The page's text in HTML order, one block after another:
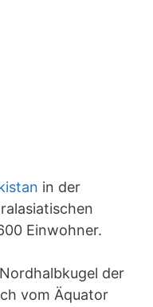
in der
Einwohner.
der
vom Äquator